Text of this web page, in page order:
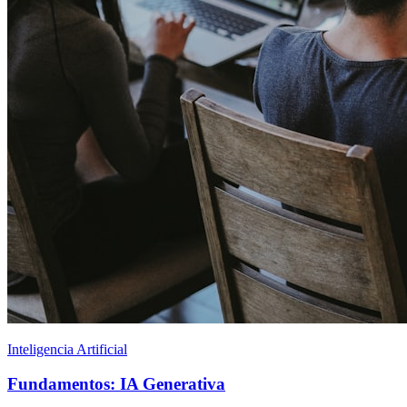
Inteligencia Artificial
Fundamentos: IA Generativa